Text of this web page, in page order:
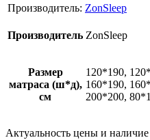
Производитель: ZonSleep
Производитель ZonSleep
Размер
матраса (ш*д),
см
120*190,
160*190,
200*200,
Актуальность цены и